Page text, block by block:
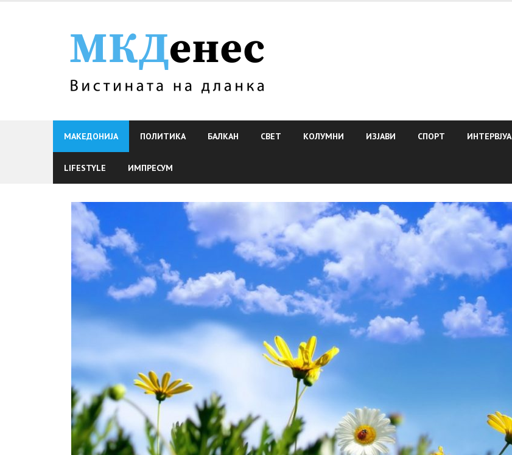
МАКЕДОНИЈА ПОЛИТИКА БАЛКАН СВЕТ КОЛУМНИ ИЗЈАВИ СПОРТ ИНТЕРВЈУА
LIFESTYLE ИМПРЕСУМ